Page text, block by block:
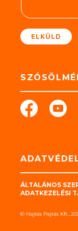
t
ELKÜLD
ÁLTALÁNOS
ADATKEZELÉSI
© Hajtás Pajtás Kft.,